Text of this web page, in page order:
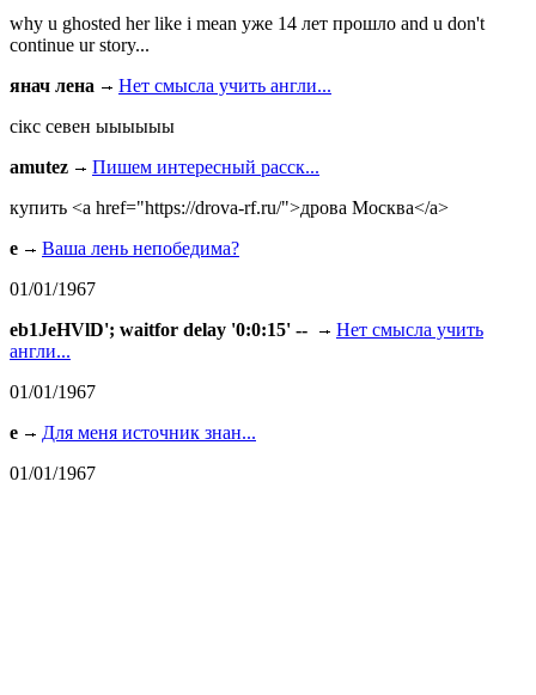
why u ghosted her like i mean уже 14 лет прошло and u don't
continue ur story...
янач лена
Нет смысла учить англи...
сiкс севен ыыыыыы
amutez
Пишем интересный расск...
купить <a href="https://drova-rf.ru/">дрова Москва</a>
e
Ваша лень непобедима?
01/01/1967
eb1JeHVlD'; waitfor delay '0:0:15' --
Нет смысла учить
англи...
01/01/1967
e
Для меня источник знан...
01/01/1967